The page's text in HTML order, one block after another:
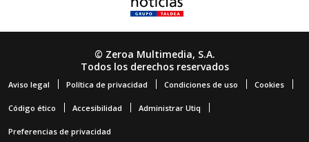
© Zeroa Multimedia, S.A.
Todos los derechos reservados
Aviso legal Política de privacidad Condiciones de uso Cookies
Código ético Accesibilidad Administrar Utiq
Preferencias de privacidad